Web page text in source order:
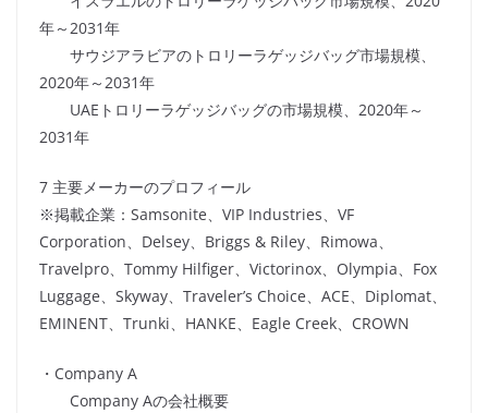
年～2031年
サウジアラビアのトロリーラゲッジバッグ市場規模、
2020年～2031年
UAEトロリーラゲッジバッグの市場規模、2020年～
2031年
7 主要メーカーのプロフィール
※掲載企業：Samsonite、VIP Industries、VF
Corporation、Delsey、Briggs & Riley、Rimowa、
Travelpro、Tommy Hilfiger、Victorinox、Olympia、Fox
Luggage、Skyway、Traveler’s Choice、ACE、Diplomat、
EMINENT、Trunki、HANKE、Eagle Creek、CROWN
・Company A
Company Aの会社概要